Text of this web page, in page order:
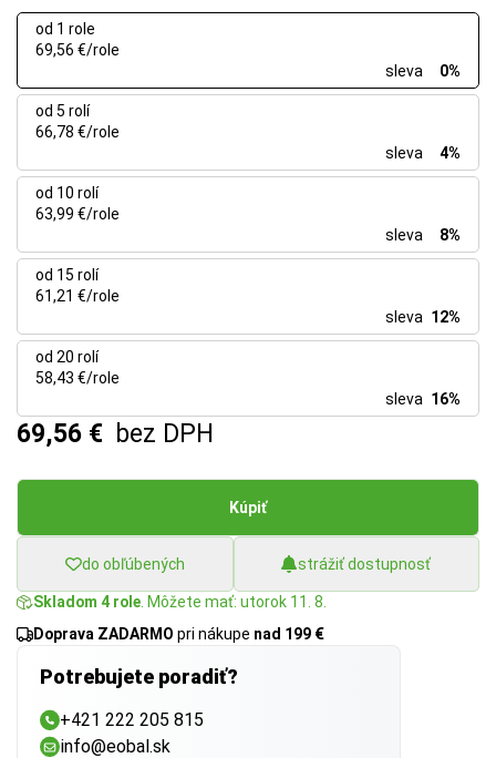
od 1 role
69,56 €/role
sleva
0%
od 5 rolí
66,78 €/role
sleva
4%
od 10 rolí
63,99 €/role
sleva
8%
od 15 rolí
61,21 €/role
sleva 12%
od 20 rolí
58,43 €/role
sleva 16%
69,56 € bez DPH
Kúpiť
do obľúbených strážiť dostupnosť
Skladom 4 role . Môžete mať: utorok 11. 8.
Doprava ZADARMO pri nákupe nad 199 €
Potrebujete poradiť?
+421 222 205 815
info@eobal.sk